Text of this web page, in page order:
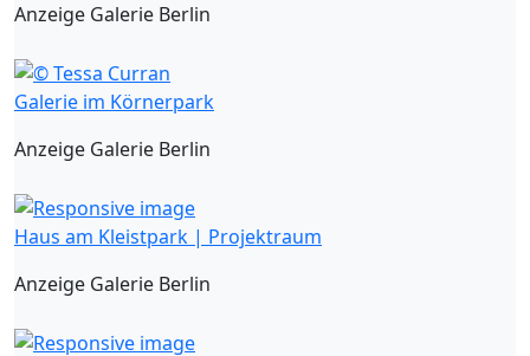
Anzeige Galerie Berlin
Galerie im Körnerpark
Anzeige Galerie Berlin
Haus am Kleistpark | Projektraum
Anzeige Galerie Berlin